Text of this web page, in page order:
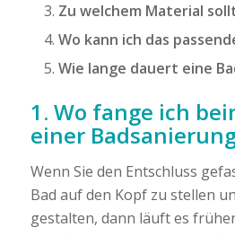
Zu welchem Material
Wo kann ich das
Wie lange dauert eine
1. Wo fange ich
einer
Wenn Sie den Entschluss
Bad auf den Kopf zu stellen
gestalten, dann läuft es